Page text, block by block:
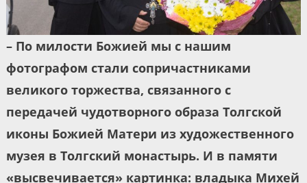
– По милости Божией мы с нашим
фотографом стали сопричастниками
великого торжества, связанного с
передачей чудотворного образа Толгской
иконы Божией Матери из художественного
музея в Толгский монастырь. И в памяти
«высвечивается» картинка: владыка Михей